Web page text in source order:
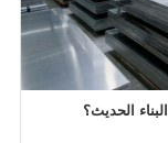
الحديث؟